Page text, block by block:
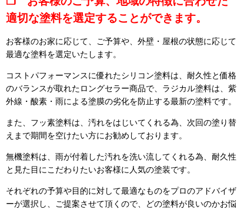
適切な塗料を選定することができます。
お客様のお家に応じて、ご予算や、外壁・屋根の状態に応じて
最適な塗料を選定いたします。
コストパフォーマンスに優れたシリコン塗料は、耐久性と価格
のバランスが取れたロングセラー商品で、ラジカル塗料は、紫
外線・酸素・雨による塗膜の劣化を防止する最新の塗料です。
また、フッ素塗料は、汚れをはじいてくれる為、次回の塗り替
えまで期間を空けたい方にお勧めしております。
無機塗料は、雨が付着した汚れを洗い流してくれる為、耐久性
と見た目にこだわりたいお客様に人気の塗装です。
それぞれの予算や目的に対して最適なものをプロのアドバイザ
ーが選択し、ご提案させて頂くので、どの塗料が良いのかお悩